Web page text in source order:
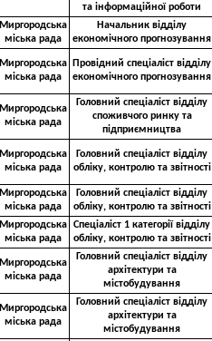
та інформаційної роботи
Миргородська
міська рада
Начальник відділу
економічного прогнозування
Миргородська
міська рада
Провідний спеціаліст відділу
економічного прогнозування
Миргородська
міська рада
Головний спеціаліст відділу
споживчого ринку та
підприємництва
Миргородська
міська рада
Головний спеціаліст відділу
обліку, контролю та звітності
Миргородська
міська рада
Головний спеціаліст відділу
обліку, контролю та звітності
Миргородська
міська рада
Спеціаліст 1 категорії відділу
обліку, контролю та звітності
Миргородська
міська рада
Головний спеціаліст відділу
архітектури та
містобудування
Миргородська
міська рада
Головний спеціаліст відділу
архітектури та
містобудування